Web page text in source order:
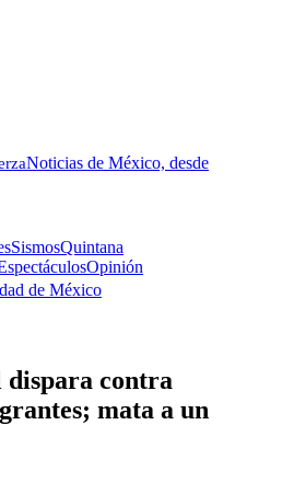
Noticias de México, desde
SismosQuintana
Opinión
de México
contra
mata a un